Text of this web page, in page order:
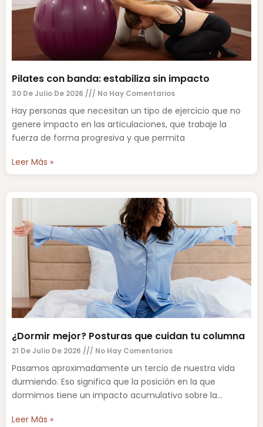
Pilates con banda: estabiliza sin impacto
30 De Julio De 2026 No Hay Comentarios
Hay personas que necesitan un tipo de ejercicio que no
genere impacto en las articulaciones, que trabaje la
fuerza de forma progresiva y que permita
Leer Más »
¿Dormir mejor? Posturas que cuidan tu columna
21 De Julio De 2026 No Hay Comentarios
Pasamos aproximadamente un tercio de nuestra vida
durmiendo. Eso significa que la posición en la que
dormimos tiene un impacto acumulativo sobre la
Leer Más »